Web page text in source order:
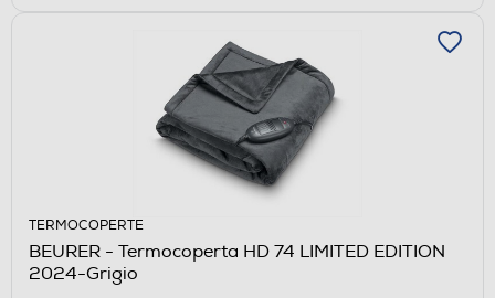
TERMOCOPERTE
BEURER - Termocoperta HD 74 LIMITED EDITION
2024-Grigio